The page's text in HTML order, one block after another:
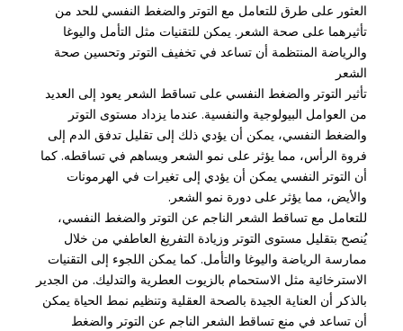
العثور على طرق للتعامل مع التوتر والضغط النفسي للحد من
تأثيرهما على صحة الشعر. يمكن للتقنيات مثل التأمل واليوغا
والرياضة المنتظمة أن تساعد في تخفيف التوتر وتحسين صحة
الشعر
تأثير التوتر والضغط النفسي على تساقط الشعر يعود إلى العديد
من العوامل البيولوجية والنفسية. عندما يزداد مستوى التوتر
والضغط النفسي، يمكن أن يؤدي ذلك إلى تقليل تدفق الدم إلى
فروة الرأس، مما يؤثر على نمو الشعر ويساهم في تساقطه. كما
أن التوتر النفسي يمكن أن يؤدي إلى تغيرات في الهرمونات
والأيض، مما يؤثر على دورة نمو الشعر.
للتعامل مع تساقط الشعر الناجم عن التوتر والضغط النفسي،
يُنصح بتقليل مستوى التوتر وزيادة التفريغ العاطفي من خلال
ممارسة الرياضة واليوغا والتأمل. كما يمكن اللجوء إلى التقنيات
الاسترخائية مثل الاستحمام بالزيوت العطرية والتدليك. من الجدير
بالذكر أن العناية الجيدة بالصحة العقلية وتنظيم نمط الحياة يمكن
أن تساعد في منع تساقط الشعر الناجم عن التوتر والضغط